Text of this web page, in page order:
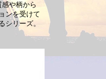
や柄から
ンを受けて
シリーズ。